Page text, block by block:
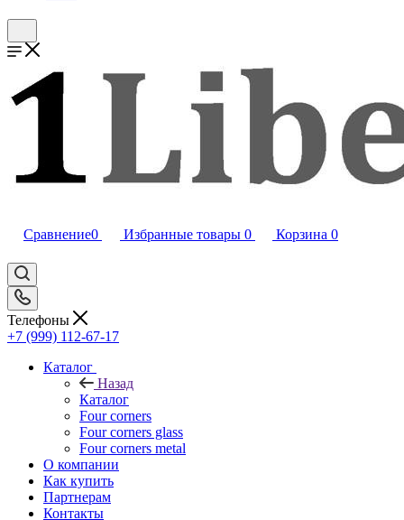
Сравнение0 Избранные товары 0 Корзина 0
Телефоны
+7 (999) 112-67-17
Каталог
Назад
Каталог
Four corners
Four corners glass
Four corners metal
О компании
Как купить
Партнерам
Контакты